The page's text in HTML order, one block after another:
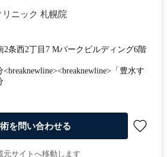
ニック 札幌院
2条西2丁目7 Mパークビルディング6階
「豊水す
を問い合わせる
元サイトへ移動します